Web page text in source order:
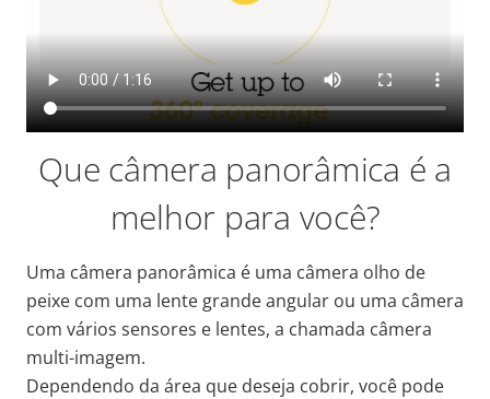
Que câmera panorâmica é a
melhor para você?
Uma câmera panorâmica é uma câmera olho de
peixe com uma lente grande angular ou uma câmera
com vários sensores e lentes, a chamada câmera
multi-imagem.
Dependendo da área que deseja cobrir, você pode